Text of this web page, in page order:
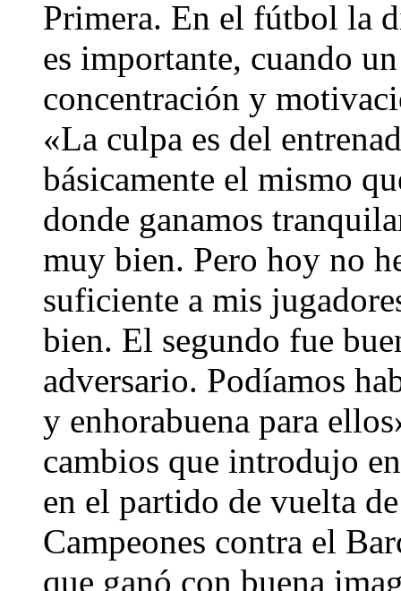
Primera. En el fútbol la
es importante, cuando
concentración y
«La culpa es del
básicamente el mismo
donde ganamos
muy bien. Pero hoy no
suficiente a mis
bien. El segundo fue
adversario. Podíamos
y enhorabuena para
cambios que introdujo
en el partido de vuelta
Campeones contra el
que ganó con buena